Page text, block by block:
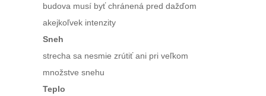
budova musí byť chránená pred dažďom
akejkoľvek intenzity
Sneh
strecha sa nesmie zrútiť ani pri veľkom
množstve snehu
Teplo